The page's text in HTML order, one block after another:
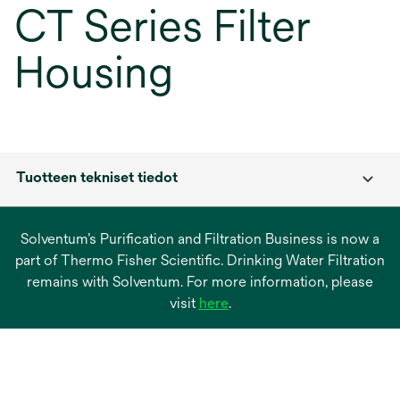
CT Series Filter
Housing
Tuotteen tekniset tiedot
Solventum’s Purification and Filtration Business is now a
part of Thermo Fisher Scientific. Drinking Water Filtration
remains with Solventum. For more information, please
visit hereopens
.